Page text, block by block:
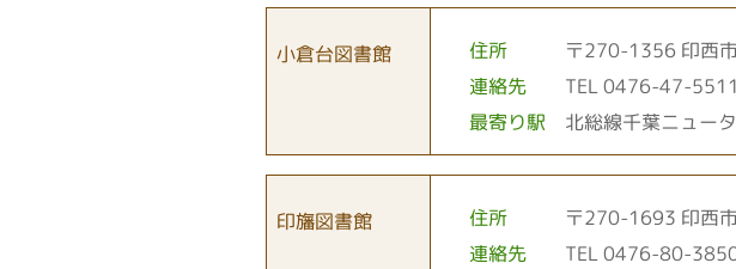
小倉台図書館 住所
〒270-1356 印西
連絡先
TEL 0476-47-5511
最寄り駅
北総線千葉ニュー
印旛図書館 住所 〒270-1693 印西
連絡先
TEL 0476-80-